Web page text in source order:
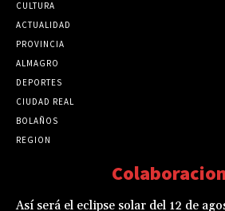
CULTURA
ACTUALIDAD
PROVINCIA
ALMAGRO
DEPORTES
CIUDAD REAL
BOLAÑOS
REGION
Así será el eclipse solar del 12 de